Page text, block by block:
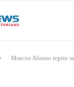
Marcos Alonso repite